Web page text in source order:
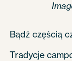
Bądź częścią
Tradycje